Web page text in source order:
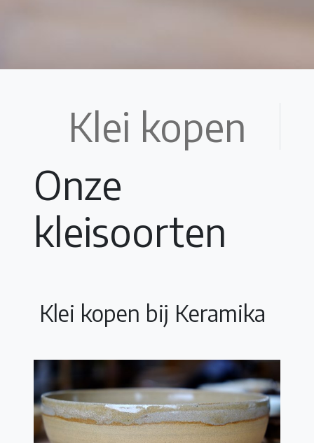
Klei kopen
Onze
kleisoorten
Klei kopen bij Keramika